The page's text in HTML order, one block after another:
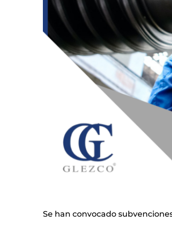
Se han convocado